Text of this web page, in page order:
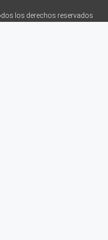
los derechos reservados